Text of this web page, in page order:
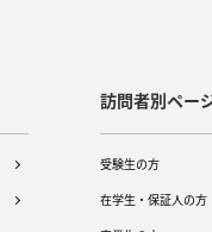
訪問者別ペー
受験生の方
在学生・保証人の方